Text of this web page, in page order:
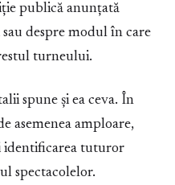
publică anunțată
despre modul în care
turneului.
spune și ea ceva. În
asemenea amploare,
identificarea tuturor
spectacolelor.